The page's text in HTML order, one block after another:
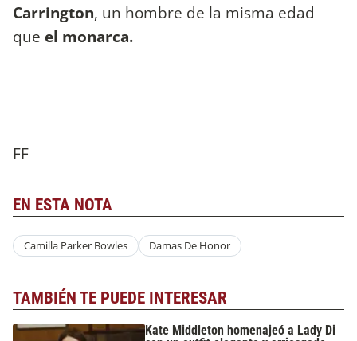
Carrington, un hombre de la misma edad
que el monarca.
FF
EN ESTA NOTA
Camilla Parker Bowles Damas De Honor
TAMBIÉN TE PUEDE INTERESAR
Kate Middleton homenajeó a Lady Di